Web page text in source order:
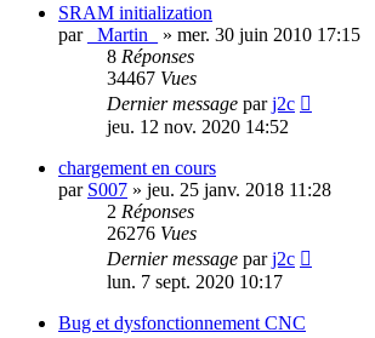
SRAM initialization
par
_Martin_ » mer. 30 juin 2010 17:15
8 Réponses
34467 Vues
Dernier message parj2c
jeu. 12 nov. 2020 14:52
chargement en cours
par S007 » jeu. 25 janv. 2018 11:28
2 Réponses
26276 Vues
Dernier message parj2c
lun. 7 sept. 2020 10:17
Bug et dysfonctionnement CNC